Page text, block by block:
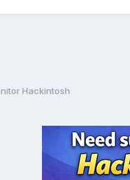
Hackintosh